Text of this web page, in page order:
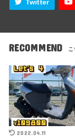
Twitter
RECOMMEND
2022.04.11